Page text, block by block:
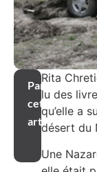
Partager
cet
article
Rita
lu des
qu’elle a
désert du
Une